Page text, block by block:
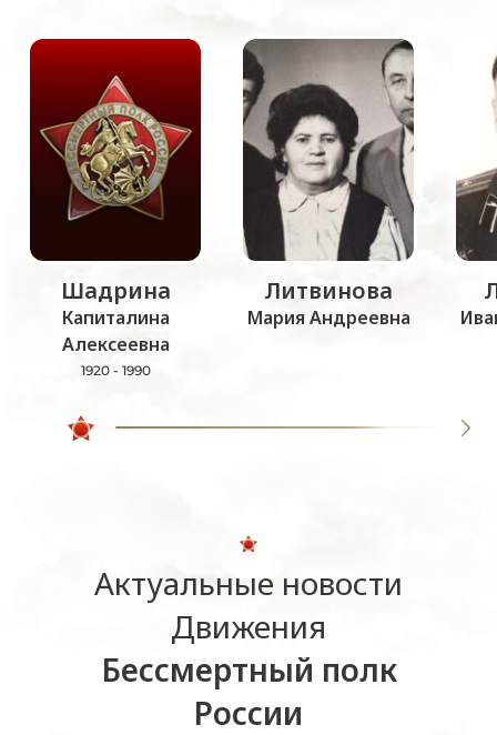
Шадрина
Капиталина
Алексеевна
1920 - 1990
Литвинова
Мария Андреевна
Актуальные новости
Движения
Бессмертный полк
России